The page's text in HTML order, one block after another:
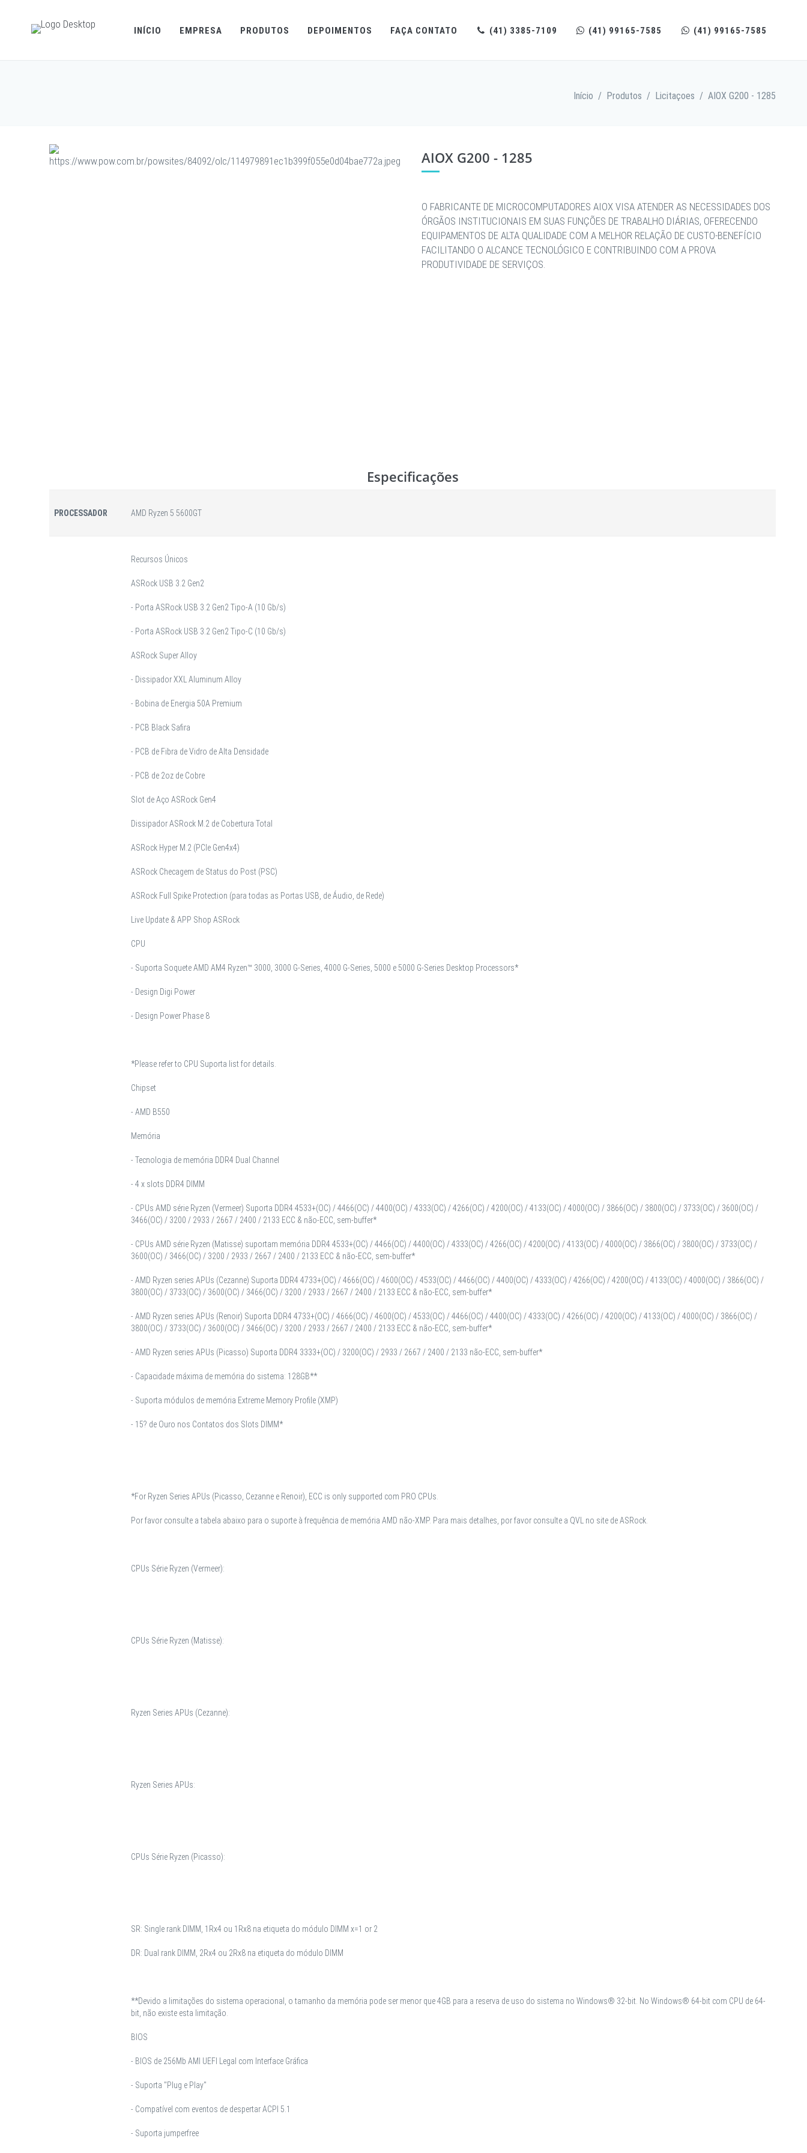
INÍCIO EMPRESA PRODUTOS DEPOIMENTOS FAÇA CONTATO (41) 3385-7109 (41) 99165-7585 (41) 99165-7585
Início / Produtos / Licitaçoes / AIOX G200 - 1285
AIOX G200 - 1285
O FABRICANTE DE MICROCOMPUTADORES AIOX VISA ATENDER AS NECESSIDADES DOS
ÓRGÃOS INSTITUCIONAIS EM SUAS FUNÇÕES DE TRABALHO DIÁRIAS, OFERECENDO
EQUIPAMENTOS DE ALTA QUALIDADE COM A MELHOR RELAÇÃO DE CUSTO-BENEFÍCIO
FACILITANDO O ALCANCE TECNOLÓGICO E CONTRIBUINDO COM A PROVA
PRODUTIVIDADE DE SERVIÇOS.
Especificações
PROCESSADOR AMD Ryzen 5 5600GT
Recursos Únicos
ASRock USB 3.2 Gen2
- Porta ASRock USB 3.2 Gen2 Tipo-A (10 Gb/s)
- Porta ASRock USB 3.2 Gen2 Tipo-C (10 Gb/s)
ASRock Super Alloy
- Dissipador XXL Aluminum Alloy
- Bobina de Energia 50A Premium
- PCB Black Safira
- PCB de Fibra de Vidro de Alta Densidade
- PCB de 2oz de Cobre
Slot de Aço ASRock Gen4
Dissipador ASRock M.2 de Cobertura Total
ASRock Hyper M.2 (PCIe Gen4x4)
ASRock Checagem de Status do Post (PSC)
ASRock Full Spike Protection (para todas as Portas USB, de Áudio, de Rede)
Live Update & APP Shop ASRock
CPU
- Suporta Soquete AMD AM4 Ryzen™ 3000, 3000 G-Series, 4000 G-Series, 5000 e 5000 G-Series Desktop Processors*
- Design Digi Power
- Design Power Phase 8
*Please refer to CPU Suporta list for details.
Chipset
- AMD B550
Memória
- Tecnologia de memória DDR4 Dual Channel
- 4 x slots DDR4 DIMM
- CPUs AMD série Ryzen (Vermeer) Suporta DDR4 4533+(OC) / 4466(OC) / 4400(OC) / 4333(OC) / 4266(OC) / 4200(OC) / 4133(OC) / 4000(OC) / 3866(OC) / 3800(OC) / 3733(OC) / 3600(OC) /
3466(OC) / 3200 / 2933 / 2667 / 2400 / 2133 ECC & não-ECC, sem-buffer*
- CPUs AMD série Ryzen (Matisse) suportam memória DDR4 4533+(OC) / 4466(OC) / 4400(OC) / 4333(OC) / 4266(OC) / 4200(OC) / 4133(OC) / 4000(OC) / 3866(OC) / 3800(OC) / 3733(OC) /
3600(OC) / 3466(OC) / 3200 / 2933 / 2667 / 2400 / 2133 ECC & não-ECC, sem-buffer*
- AMD Ryzen series APUs (Cezanne) Suporta DDR4 4733+(OC) / 4666(OC) / 4600(OC) / 4533(OC) / 4466(OC) / 4400(OC) / 4333(OC) / 4266(OC) / 4200(OC) / 4133(OC) / 4000(OC) / 3866(OC) /
3800(OC) / 3733(OC) / 3600(OC) / 3466(OC) / 3200 / 2933 / 2667 / 2400 / 2133 ECC & não-ECC, sem-buffer*
- AMD Ryzen series APUs (Renoir) Suporta DDR4 4733+(OC) / 4666(OC) / 4600(OC) / 4533(OC) / 4466(OC) / 4400(OC) / 4333(OC) / 4266(OC) / 4200(OC) / 4133(OC) / 4000(OC) / 3866(OC) /
3800(OC) / 3733(OC) / 3600(OC) / 3466(OC) / 3200 / 2933 / 2667 / 2400 / 2133 ECC & não-ECC, sem-buffer*
- AMD Ryzen series APUs (Picasso) Suporta DDR4 3333+(OC) / 3200(OC) / 2933 / 2667 / 2400 / 2133 não-ECC, sem-buffer*
- Capacidade máxima de memória do sistema: 128GB**
- Suporta módulos de memória Extreme Memory Profile (XMP)
- 15? de Ouro nos Contatos dos Slots DIMM*
*For Ryzen Series APUs (Picasso, Cezanne e Renoir), ECC is only supported com PRO CPUs.
Por favor consulte a tabela abaixo para o suporte à frequência de memória AMD não-XMP. Para mais detalhes, por favor consulte a QVL no site de ASRock.
CPUs Série Ryzen (Vermeer):
CPUs Série Ryzen (Matisse):
Ryzen Series APUs (Cezanne):
Ryzen Series APUs:
CPUs Série Ryzen (Picasso):
SR: Single rank DIMM, 1Rx4 ou 1Rx8 na etiqueta do módulo DIMM x=1 or 2
DR: Dual rank DIMM, 2Rx4 ou 2Rx8 na etiqueta do módulo DIMM
**Devido a limitações do sistema operacional, o tamanho da memória pode ser menor que 4GB para a reserva de uso do sistema no Windows® 32-bit. No Windows® 64-bit com CPU de 64-
bit, não existe esta limitação.
BIOS
- BIOS de 256Mb AMI UEFI Legal com Interface Gráfica
- Suporta "Plug e Play"
- Compatível com eventos de despertar ACPI 5.1
- Suporta jumperfree